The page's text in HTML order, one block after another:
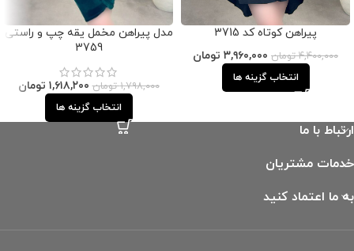
پیراهن کوتاه کد 3715
۴,۴۰۰,۰۰۰ تومان ۳,۹۶۰,۰۰۰ تومان
انتخاب گزینه ها
مدل پیراهن مخمل یقه چپ و راستی
3759
۱,۷۹۸,۰۰۰ تومان ۱,۶۱۸,۲۰۰ تومان
انتخاب گزینه ها
ارتباط با ما
خدمات مشتریان
به ما اعتماد کنید